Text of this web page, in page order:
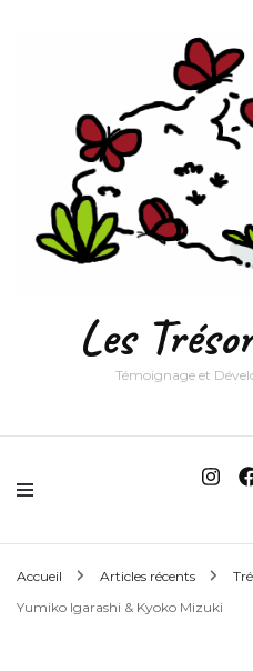
Les
Témoignage et
Accueil Articles récents
Yumiko Igarashi & Kyoko Mizuki